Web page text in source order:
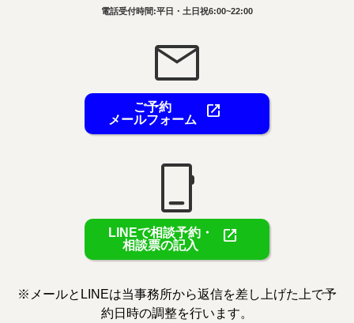
電話受付時間:平日・土日祝6:00~22:00
mail
ご予約
メールフォーム
open_in_new
phone_iphone
LINEで相談予約・
相談票の記入
open_in_new
※メールとLINEは当事務所から返信を差し上げた上で予
約日時の調整を行います。